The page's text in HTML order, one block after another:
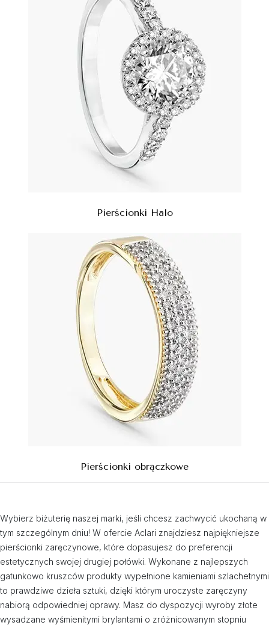
Pierścionki Halo
Pierścionki obrączkowe
Wybierz biżuterię naszej marki, jeśli chcesz zachwycić ukochaną w
tym szczególnym dniu! W ofercie Aclari znajdziesz najpiękniejsze
pierścionki zaręczynowe, które dopasujesz do preferencji
estetycznych swojej drugiej połówki. Wykonane z najlepszych
gatunkowo kruszców produkty wypełnione kamieniami szlachetnymi
to prawdziwe dzieła sztuki, dzięki którym uroczyste zaręczyny
nabiorą odpowiedniej oprawy. Masz do dyspozycji wyroby złote
wysadzane wyśmienitymi brylantami o zróżnicowanym stopniu